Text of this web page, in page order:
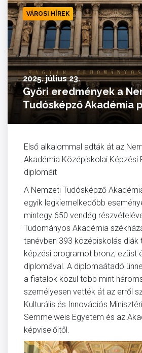
VÁROSI HÍREK
2025. július 23.
Győri eredmények a
Tudósképző Akadémia
Első alkalommal adták át az
Akadémia Középiskolai Képzési
diplomáit
A Nemzeti Tudósképző
egyik legkiemelkedőbb
mintegy 650 vendég
Tudományos Akadémia
tanévben 393 középiskolás diák
képzési programot bronz, ezüst
diplomával. A diplomaátadó
a fiatalok közül több mint
személyesen vették át az erről
Kulturális és Innovációs
Semmelweis Egyetem és az
képviselőitől.